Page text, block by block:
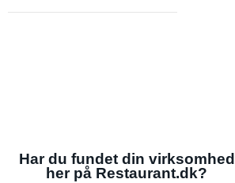
Har du fundet din virksomhed
her på Restaurant.dk?